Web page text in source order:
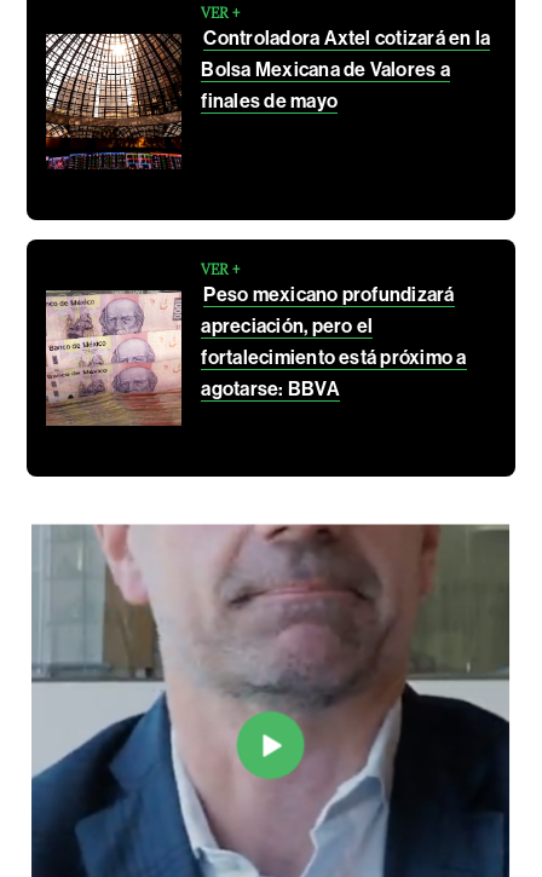
VER +
Controladora Axtel cotizará en la
Bolsa Mexicana de Valores a
finales de mayo
VER +
Peso mexicano profundizará
apreciación, pero el
fortalecimiento está próximo a
agotarse: BBVA